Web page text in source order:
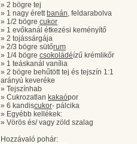
» 2 bögre tej
» 1 nagy érett banán, feldarabolva
» 1/2 bögre cukor
» 1 evőkanál étkezési keményítő
» 2 tojássárgája
» 2/3 bögre sütőrum
» 1/4 bögre csokoládéízű krémlikőr
» 1 teáskanál vanília
» 2 bögre behűtött tej és tejszín 1:1
arányú keveréke
» Tejszínhab
» Cukrozatlan kakaópor
» 6 kandiscukor- pálcika
» Egyébb kellékek:
» Vörös és/ vagy zöld szalag
Hozzávaló pohár: